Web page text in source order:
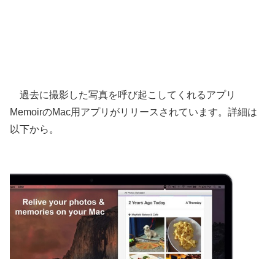
過去に撮影した写真を呼び起こしてくれるアプリ
MemoirのMac用アプリがリリースされています。詳細は
以下から。